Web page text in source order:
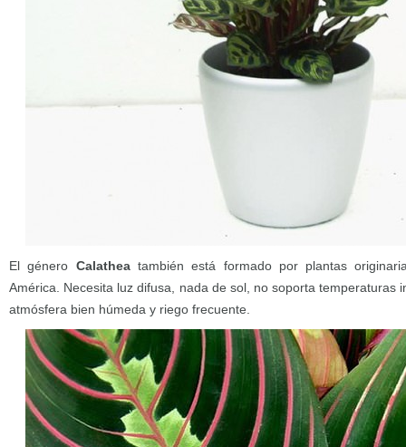
El género Calatheatambién está formado por plantas
América. Necesita luz difusa, nada de sol, no soporta temperaturas
atmósfera bien húmeda y riego frecuente.